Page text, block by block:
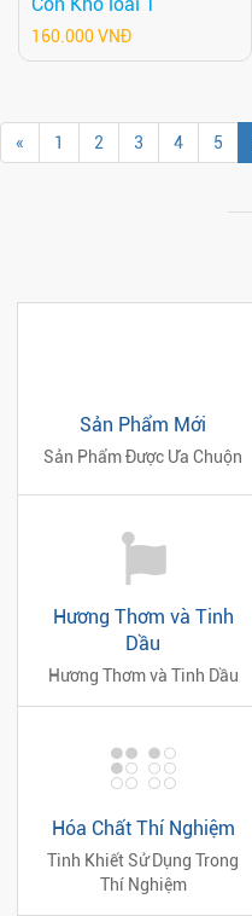
160.000 VNĐ
« 1 2 3 4 5
Sản Phẩm Mới
Sản Phẩm Được Ưa Chuộn
Hương Thơm và Tinh
Dầu
Hương Thơm và Tinh Dầu
Hóa Chất Thí Nghiệm
Tinh Khiết Sử Dụng Trong
Thí Nghiệm